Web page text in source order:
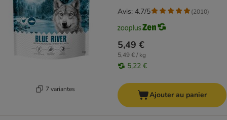
7 variantes
5,49 €
5,49 € / kg
5,22 €
Avis: 4.7/5 (2010)
Ajouter au panier